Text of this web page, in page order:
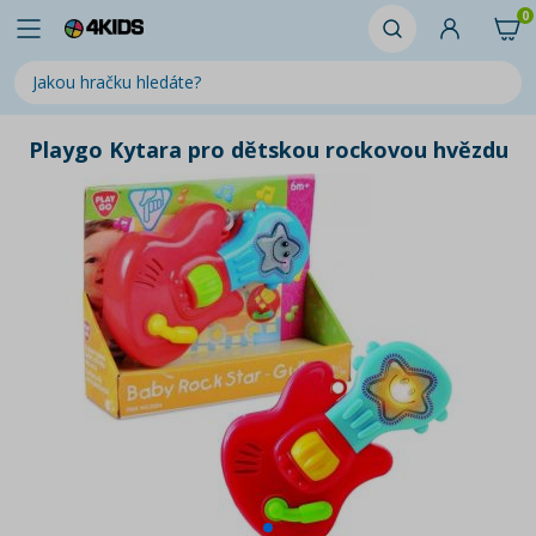
0
Playgo Kytara pro dětskou rockovou hvězdu